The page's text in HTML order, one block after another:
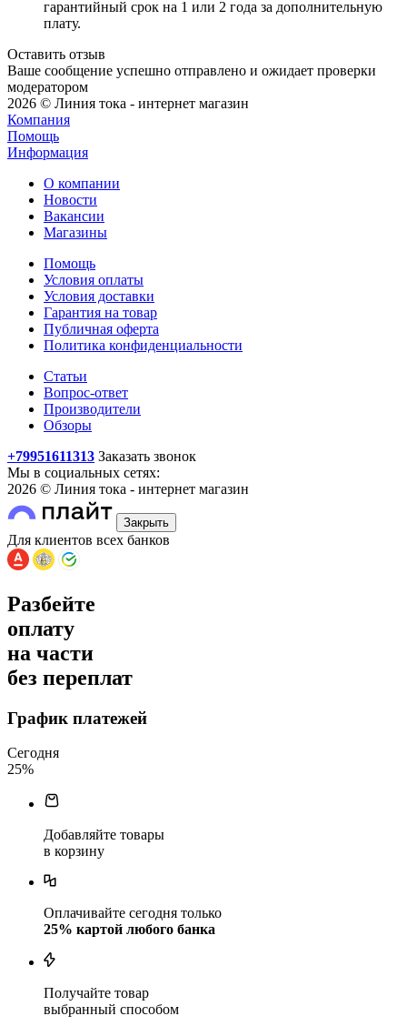
гарантийный срок на 1 или 2 года за дополнительную
плату.
Оставить отзыв
Ваше сообщение успешно отправлено и ожидает проверки
модератором
2026 © Линия тока - интернет магазин
Компания
Помощь
Информация
О компании
Новости
Вакансии
Магазины
Помощь
Условия оплаты
Условия доставки
Гарантия на товар
Публичная оферта
Политика конфиденциальности
Статьи
Вопрос-ответ
Производители
Обзоры
+79951611313 Заказать звонок
Мы в социальных сетях:
2026 © Линия тока - интернет магазин
Закрыть
Для клиентов всех банков
Разбейте
оплату
на части
без переплат
График платежей
Сегодня
25%
Добавляйте товары
в корзину
Оплачивайте сегодня только
25% картой любого банка
Получайте товар
выбранный способом